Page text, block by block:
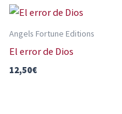
Angels Fortune Editions
El error de Dios
12,50€